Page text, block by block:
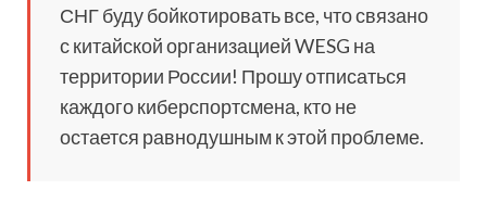
СНГ буду бойкотировать все, что связано
с китайской организацией WESG на
территории России! Прошу отписаться
каждого киберспортсмена, кто не
остается равнодушным к этой проблеме.